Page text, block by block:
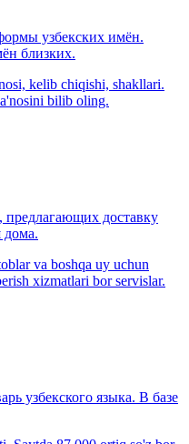
узбекских имён.
близких.
kelib chiqishi, shakllari.
bilib oling.
доставку
дома.
va boshqa uy uchun
xizmatlari bor servislar.
узбекского языка. В базе